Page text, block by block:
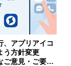
、アプリアイコ
う方針変更
ご意見・ご要望